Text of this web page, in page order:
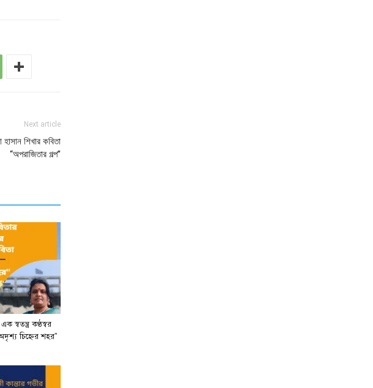
Next article
শিখার কবিতা
“অপরাজিতার গল্প’’
স্বতন্ত্র কণ্ঠস্বর
চিহ্নের শহর”